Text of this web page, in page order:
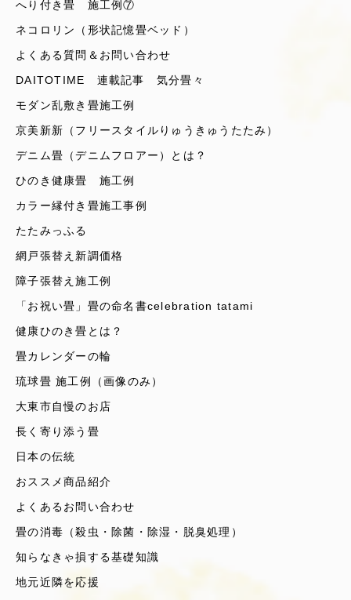
へり付き畳 施工例⑦
ネコロリン（形状記憶畳ベッド）
よくある質問＆お問い合わせ
DAITOTIME 連載記事 気分畳々
モダン乱敷き畳施工例
京美新新（フリースタイルりゅうきゅうたたみ）
デニム畳（デニムフロアー）とは？
ひのき健康畳 施工例
カラー縁付き畳施工事例
たたみっふる
網戸張替え新調価格
障子張替え施工例
「お祝い畳」畳の命名書celebration tatami
健康ひのき畳とは？
畳カレンダーの輪
琉球畳 施工例（画像のみ）
大東市自慢のお店
長く寄り添う畳
日本の伝統
おススメ商品紹介
よくあるお問い合わせ
畳の消毒（殺虫・除菌・除湿・脱臭処理）
知らなきゃ損する基礎知識
地元近隣を応援